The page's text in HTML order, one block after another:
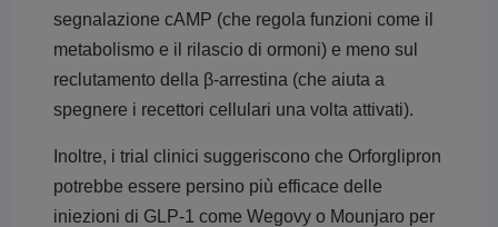
segnalazione cAMP (che regola funzioni come il
metabolismo e il rilascio di ormoni) e meno sul
reclutamento della β-arrestina (che aiuta a
spegnere i recettori cellulari una volta attivati).
Inoltre, i trial clinici suggeriscono che Orforglipron
potrebbe essere persino più efficace delle
iniezioni di GLP-1 come Wegovy o Mounjaro per